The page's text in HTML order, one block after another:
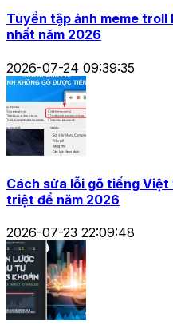
Tuyển tập ảnh meme troll
nhất năm 2026
2026-07-24 09:39:35
Cách sửa lỗi gõ tiếng
triệt để năm 2026
2026-07-23 22:09:48